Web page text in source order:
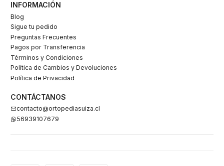
INFORMACIÓN
Blog
Sigue tu pedido
Preguntas Frecuentes
Pagos por Transferencia
Términos y Condiciones
Política de Cambios y Devoluciones
Política de Privacidad
CONTÁCTANOS
contacto@ortopediasuiza.cl
56939107679